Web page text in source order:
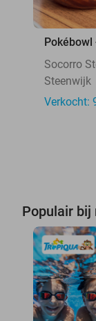
Socorro
Steenwijk
Verkocht:
Populair bij